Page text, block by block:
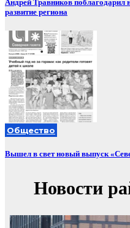
Андрей Травников поблагодарил
развитие региона
Общество
Вышел в свет новый выпуск